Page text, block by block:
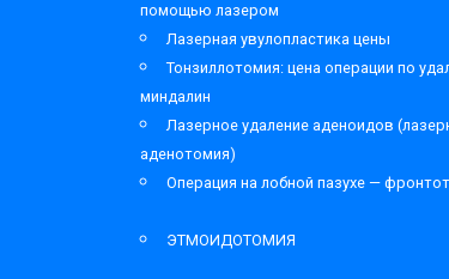
помощью лазером
Лазерная увулопластика цены
Тонзиллотомия: цена операции по
миндалин
Лазерное удаление аденоидов
аденотомия)
Операция на лобной пазухе —
ЭТМОИДОТОМИЯ